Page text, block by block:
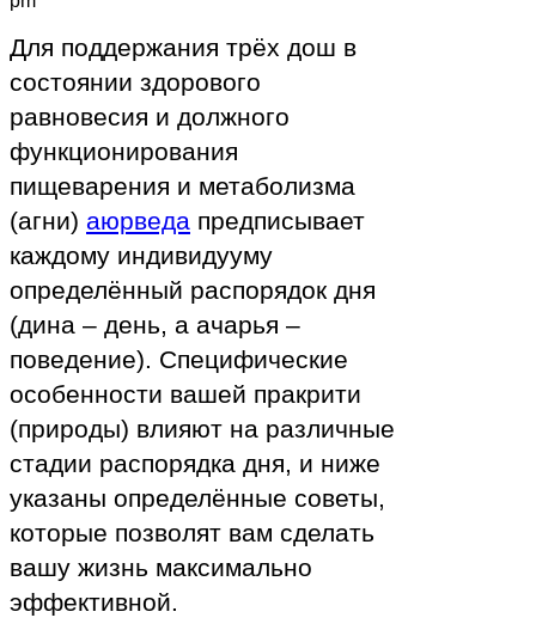
Для поддержания трёх дош в
состоянии здорового
равновесия и должного
функционирования
пищеварения и метаболизма
(агни) аюрведа предписывает
каждому индивидууму
определённый распорядок дня
(дина – день, а ачарья –
поведение). Специфические
особенности вашей пракрити
(природы) влияют на различные
стадии распорядка дня, и ниже
указаны определённые советы,
которые позволят вам сделать
вашу жизнь максимально
эффективной.